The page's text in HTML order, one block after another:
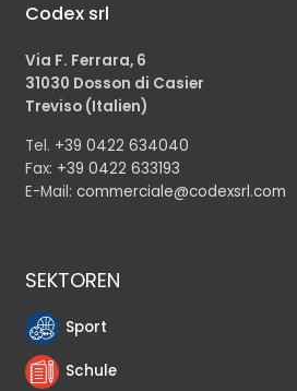
Codex srl
Via F. Ferrara, 6
31030 Dosson di Casier
Treviso (Italien)
Tel. +39 0422 634040
Fax: +39 0422 633193
E-Mail: commerciale@codexsrl.com
SEKTOREN
Sport
Schule